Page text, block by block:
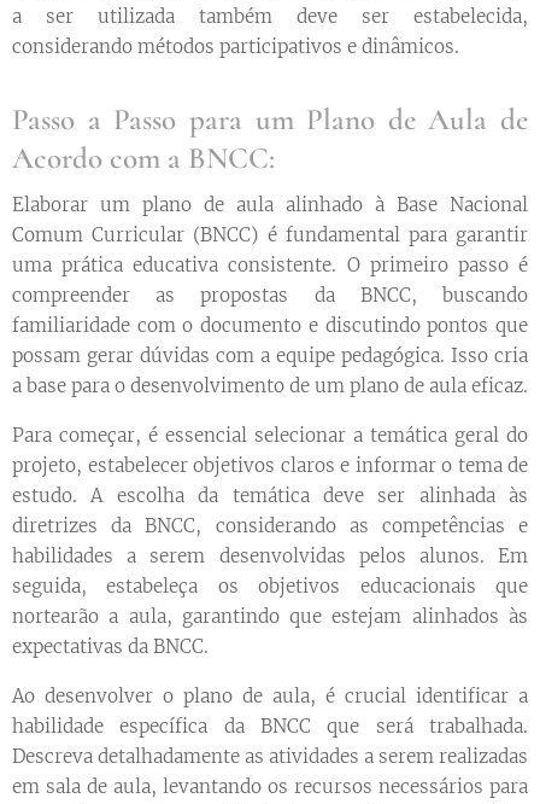
a ser utilizada também deve ser estabelecida,
considerando métodos participativos e dinâmicos.
Passo a Passo para um Plano de Aula de
Acordo com a BNCC:
Elaborar um plano de aula alinhado à Base Nacional
Comum Curricular (BNCC) é fundamental para garantir
uma prática educativa consistente. O primeiro passo é
compreender as propostas da BNCC, buscando
familiaridade com o documento e discutindo pontos que
possam gerar dúvidas com a equipe pedagógica. Isso cria
a base para o desenvolvimento de um plano de aula eficaz.
Para começar, é essencial selecionar a temática geral do
projeto, estabelecer objetivos claros e informar o tema de
estudo. A escolha da temática deve ser alinhada às
diretrizes da BNCC, considerando as competências e
habilidades a serem desenvolvidas pelos alunos. Em
seguida, estabeleça os objetivos educacionais que
nortearão a aula, garantindo que estejam alinhados às
expectativas da BNCC.
Ao desenvolver o plano de aula, é crucial identificar a
habilidade específica da BNCC que será trabalhada.
Descreva detalhadamente as atividades a serem realizadas
em sala de aula, levantando os recursos necessários para